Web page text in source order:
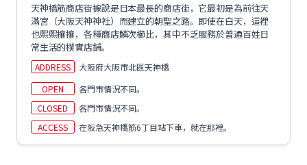
天神橋筋商店街據說是日本最長的商店街，它最初是為前往天
滿宮（大阪天神神社）而建立的朝聖之路。即使在白天，這裡
也熙熙攘攘，各種商店鱗次櫛比，其中不乏服務於普通百姓日
常生活的樸實店鋪。
ADDRESS
大阪府大阪市北區天神橋
OPEN
各門市情況不同。
CLOSED
各門市情況不同。
ACCESS
在阪急天神橋筋6丁目站下車，就在那裡。